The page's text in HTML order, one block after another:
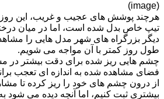
(image)
هرچند پوشش های عجیب و غریب، این
تیپ خاص بدل شده است، اما در میان
دیگر بزرگراه های شهر مدل هایی را
طول روز كمتر با آن مواجه می شویم.
چشم هایی ریز شده برای دقت بیشتر در
فضای مشاهده شده به اندازه ای تعجب
از درون چشم های خود را ریز كرده تا
بیشتری ثبت كنیم، اما آنچه دیده می شود